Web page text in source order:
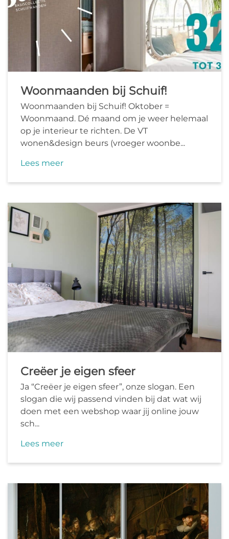
Woonmaanden bij Schuif!
Woonmaanden bij Schuif! Oktober =
Woonmaand. Dé maand om je weer helemaal
op je interieur te richten. De VT
wonen&design beurs (vroeger woonbe...
Lees meer
Creëer je eigen sfeer
Ja “Creëer je eigen sfeer”, onze slogan. Een
slogan die wij passend vinden bij dat wat wij
doen met een webshop waar jij online jouw
sch...
Lees meer